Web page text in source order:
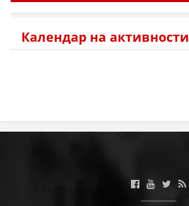
Календар на активности